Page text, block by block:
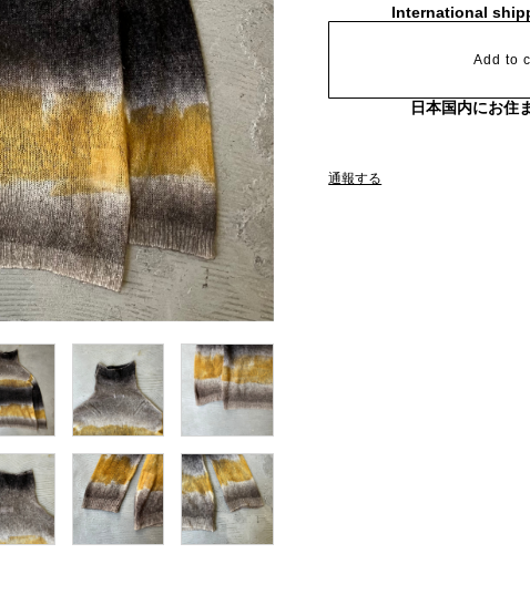
International
Add to
日本国内にお住
通報する